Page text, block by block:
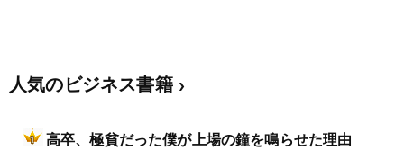
人気のビジネス書籍
高卒、極貧だった僕が上場の鐘を鳴らせた理由